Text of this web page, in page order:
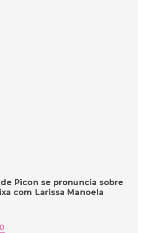
Picon se pronuncia sobre
com Larissa Manoela